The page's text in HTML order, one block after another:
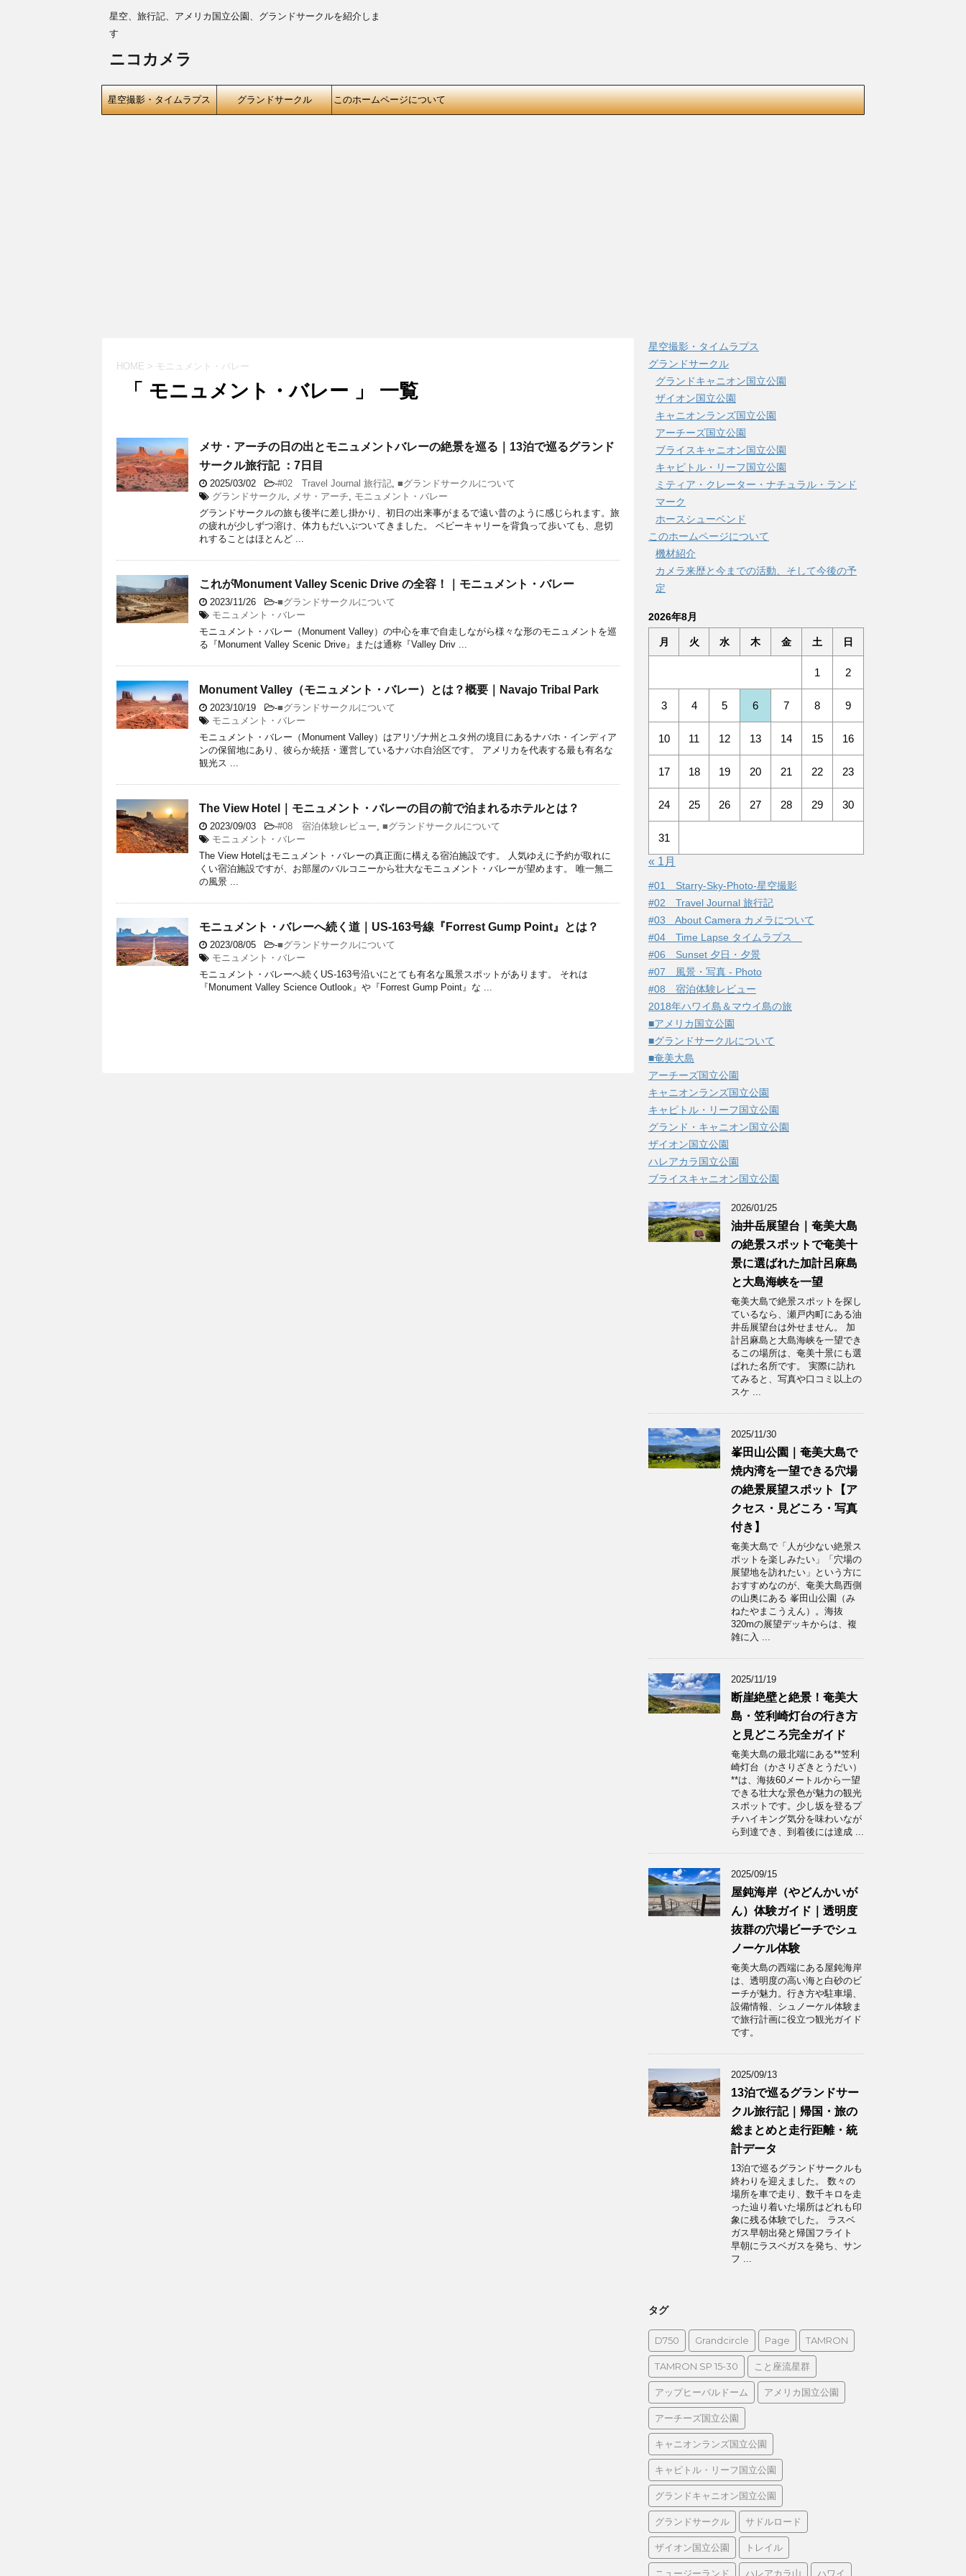
星空、旅行記、アメリカ国立公園、グランドサークルを紹介しま
す
ニコカメラ
星空撮影・タイムラプス グランドサークル このホームページについて
HOME > モニュメント・バレー
「 モニュメント・バレー 」 一覧
メサ・アーチの日の出とモニュメントバレーの絶景を巡る｜13泊で巡るグランド
サークル旅行記 ：7日目
2025/03/02 -#02 Travel Journal 旅行記, ■グランドサークルについて
グランドサークル, メサ・アーチ, モニュメント・バレー
グランドサークルの旅も後半に差し掛かり、初日の出来事がまるで遠い昔のように感じられます。旅
の疲れが少しずつ溶け、体力もだいぶついてきました。 ベビーキャリーを背負って歩いても、息切
れすることはほとんど ...
これがMonument Valley Scenic Drive の全容！｜モニュメント・バレー
2023/11/26 -■グランドサークルについて
モニュメント・バレー
モニュメント・バレー（Monument Valley）の中心を車で自走しながら様々な形のモニュメントを巡
る『Monument Valley Scenic Drive』または通称『Valley Driv ...
Monument Valley（モニュメント・バレー）とは？概要｜Navajo Tribal Park
2023/10/19 -■グランドサークルについて
モニュメント・バレー
モニュメント・バレー（Monument Valley）はアリゾナ州とユタ州の境目にあるナバホ・インディア
ンの保留地にあり、彼らか統括・運営しているナバホ自治区です。 アメリカを代表する最も有名な
観光ス ...
The View Hotel｜モニュメント・バレーの目の前で泊まれるホテルとは？
2023/09/03 -#08 宿泊体験レビュー, ■グランドサークルについて
モニュメント・バレー
The View Hotelはモニュメント・バレーの真正面に構える宿泊施設です。 人気ゆえに予約が取れに
くい宿泊施設ですが、お部屋のバルコニーから壮大なモニュメント・バレーが望めます。 唯一無二
の風景 ...
モニュメント・バレーへ続く道｜US-163号線『Forrest Gump Point』とは？
2023/08/05 -■グランドサークルについて
モニュメント・バレー
モニュメント・バレーへ続くUS-163号沿いにとても有名な風景スポットがあります。 それは
『Monument Valley Science Outlook』や『Forrest Gump Point』な ...
星空撮影・タイムラプス
グランドサークル
グランドキャニオン国立公園
ザイオン国立公園
キャニオンランズ国立公園
アーチーズ国立公園
ブライスキャニオン国立公園
キャピトル・リーフ国立公園
ミティア・クレーター・ナチュラル・ランド
マーク
ホースシューベンド
このホームページについて
機材紹介
カメラ来歴と今までの活動、そして今後の予
定
2026年8月
月 火 水 木 金 土 日
1 2
3 4 5 6 7 8 9
10 11 12 13 14 15 16
17 18 19 20 21 22 23
24 25 26 27 28 29 30
31
« 1月
#01 Starry-Sky-Photo-星空撮影
#02 Travel Journal 旅行記
#03 About Camera カメラについて
#04 Time Lapse タイムラプス
#06 Sunset 夕日・夕景
#07 風景・写真 - Photo
#08 宿泊体験レビュー
2018年ハワイ島＆マウイ島の旅
■アメリカ国立公園
■グランドサークルについて
■奄美大島
アーチーズ国立公園
キャニオンランズ国立公園
キャピトル・リーフ国立公園
グランド・キャニオン国立公園
ザイオン国立公園
ハレアカラ国立公園
ブライスキャニオン国立公園
2026/01/25
油井岳展望台｜奄美大島
の絶景スポットで奄美十
景に選ばれた加計呂麻島
と大島海峡を一望
奄美大島で絶景スポットを探し
ているなら、瀬戸内町にある油
井岳展望台は外せません。 加
計呂麻島と大島海峡を一望でき
るこの場所は、奄美十景にも選
ばれた名所です。 実際に訪れ
てみると、写真や口コミ以上の
スケ ...
2025/11/30
峯田山公園｜奄美大島で
焼内湾を一望できる穴場
の絶景展望スポット【ア
クセス・見どころ・写真
付き】
奄美大島で「人が少ない絶景ス
ポットを楽しみたい」「穴場の
展望地を訪れたい」という方に
おすすめなのが、奄美大島西側
の山奥にある 峯田山公園（み
ねたやまこうえん）。海抜
320mの展望デッキからは、複
雑に入 ...
2025/11/19
断崖絶壁と絶景！奄美大
島・笠利崎灯台の行き方
と見どころ完全ガイド
奄美大島の最北端にある**笠利
崎灯台（かさりざきとうだい）
**は、海抜60メートルから一望
できる壮大な景色が魅力の観光
スポットです。少し坂を登るプ
チハイキング気分を味わいなが
ら到達でき、到着後には達成 ...
2025/09/15
屋鈍海岸（やどんかいが
ん）体験ガイド｜透明度
抜群の穴場ビーチでシュ
ノーケル体験
奄美大島の西端にある屋鈍海岸
は、透明度の高い海と白砂のビ
ーチが魅力。行き方や駐車場、
設備情報、シュノーケル体験ま
で旅行計画に役立つ観光ガイド
です。
2025/09/13
13泊で巡るグランドサー
クル旅行記｜帰国・旅の
総まとめと走行距離・統
計データ
13泊で巡るグランドサークルも
終わりを迎えました。 数々の
場所を車で走り、数千キロを走
った辿り着いた場所はどれも印
象に残る体験でした。 ラスベ
ガス早朝出発と帰国フライト
早朝にラスベガスを発ち、サン
フ ...
タグ
D750 Grandcircle Page TAMRON
TAMRON SP 15-30 こと座流星群
アップヒーバルドーム アメリカ国立公園
アーチーズ国立公園
キャニオンランズ国立公園
キャピトル・リーフ国立公園
グランドキャニオン国立公園
グランドサークル サドルロード
ザイオン国立公園 トレイル
ニュージーランド ハレアカラ山 ハワイ